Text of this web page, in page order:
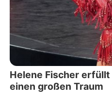
Helene Fischer
einen großen Traum